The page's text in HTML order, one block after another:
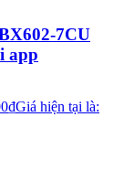
7CU
app
₫Giá hiện tại là: